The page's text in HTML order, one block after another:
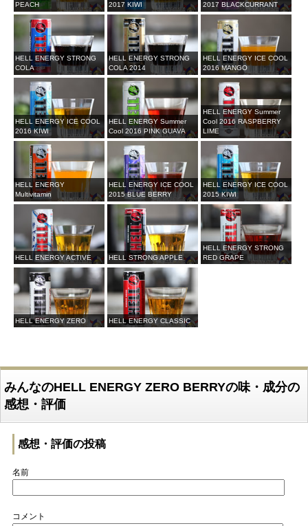
PEACH
2017 KIWI
2017 BLACKCURRANT
HELL ENERGY STRONG
COLA
HELL ENERGY STRONG
COLA 2014
HELL ENERGY ICE COOL
2016 MANGO
HELL ENERGY ICE COOL
2016 KIWI
HELL ENERGY Summer
Cool 2016 PINK GUAVA
HELL ENERGY Summer
Cool 2016 RASPBERRY
LIME
HELL ENERGY
Multivitamin
HELL ENERGY ICE COOL
2015 BLUE BERRY
HELL ENERGY ICE COOL
2015 KIWI
HELL ENERGY ACTIVE HELL STRONG APPLE
HELL ENERGY STRONG
RED GRAPE
HELL ENERGY ZERO HELL ENERGY CLASSIC
みんなのHELL ENERGY ZERO BERRYの味・成分の
感想・評価
感想・評価の投稿
名前
コメント